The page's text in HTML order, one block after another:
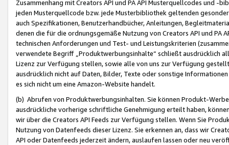
Zusammenhang mit Creators API und PA API Musterquellcodes und
jeden Musterquellcode bzw. jede Musterbibliothek geltenden
auch Spezifikationen, Benutzerhandbücher, Anleitungen,
denen die für die ordnungsgemäße Nutzung von Creators API und PA
technischen Anforderungen und Test- und Leistungskriterien
verwendete Begriff „Produktwerbungsinhalte“ schließt ausdrücklich
Lizenz zur Verfügung stellen, sowie alle von uns zur Verfügung
ausdrücklich nicht auf Daten, Bilder, Texte oder sonstige
es sich nicht um eine Amazon-Website handelt.
(b) Abrufen von Produktwerbungsinhalten. Sie können Produkt-
ausdrückliche vorherige schriftliche Genehmigung erteilt haben,
wir über die Creators API Feeds zur Verfügung stellen. Wenn Sie
Nutzung von Datenfeeds dieser Lizenz. Sie erkennen an, dass wir
API oder Datenfeeds jederzeit ändern, auslaufen lassen oder neu